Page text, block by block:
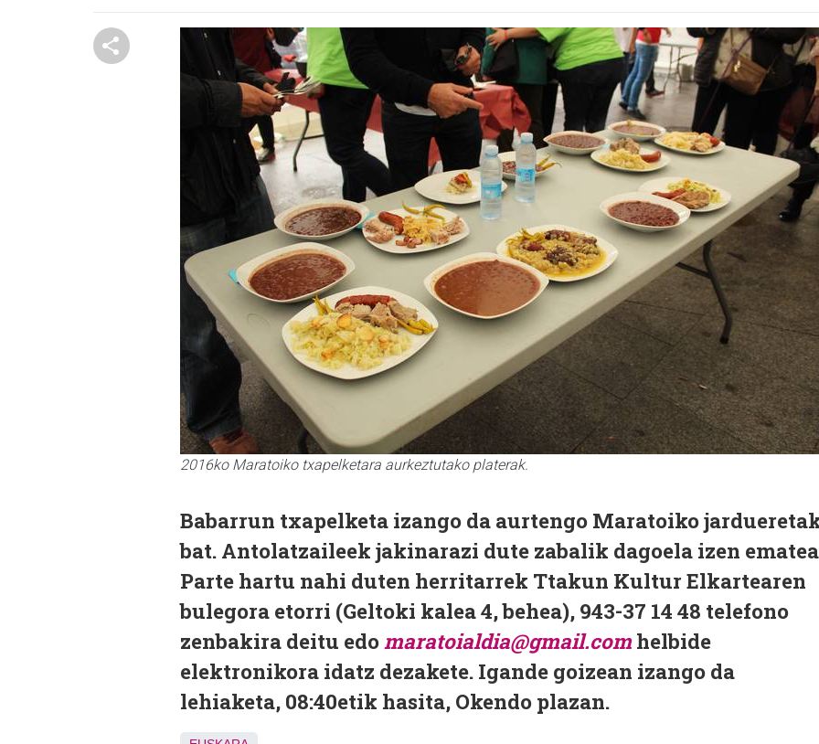
2016ko Maratoiko txapelketara aurkeztutako platerak.
Babarrun txapelketa izango da aurtengo Maratoiko
bat. Antolatzaileek jakinarazi dute zabalik dagoela izen
Parte hartu nahi duten herritarrek Ttakun Kultur Elkartearen
bulegora etorri (Geltoki kalea 4, behea), 943-37 14 48 telefono
zenbakira deitu edomaratoialdia@gmail.com helbide
elektronikora idatz dezakete. Igande goizean izango da
lehiaketa, 08:40etik hasita, Okendo plazan.